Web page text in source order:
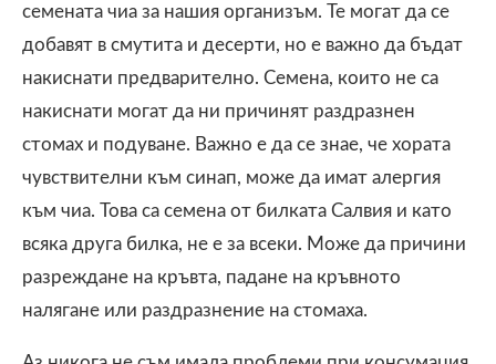
семената чиа за нашия организъм. Те могат да се
добавят в смутита и десерти, но е важно да бъдат
накиснати предварително. Семена, които не са
накиснати могат да ни причинят раздразнен
стомах и подуване. Важно е да се знае, че хората
чувствителни към синап, може да имат алергия
към чиа. Това са семена от билката Салвия и като
всяка друга билка, не е за всеки. Може да причини
разреждане на кръвта, падане на кръвното
налягане или раздразнение на стомаха.